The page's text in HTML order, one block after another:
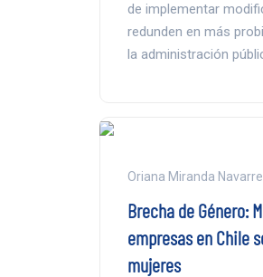
de implementar
redunden en más
la administración
Oriana Miranda
Brecha de Género:
empresas en Chile
mujeres